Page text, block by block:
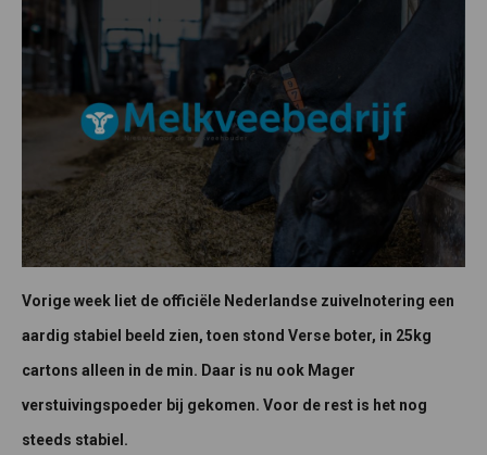
Vorige week liet de officiële Nederlandse zuivelnotering een
aardig stabiel beeld zien, toen stond Verse boter, in 25kg
cartons alleen in de min. Daar is nu ook Mager
verstuivingspoeder bij gekomen. Voor de rest is het nog
steeds stabiel.